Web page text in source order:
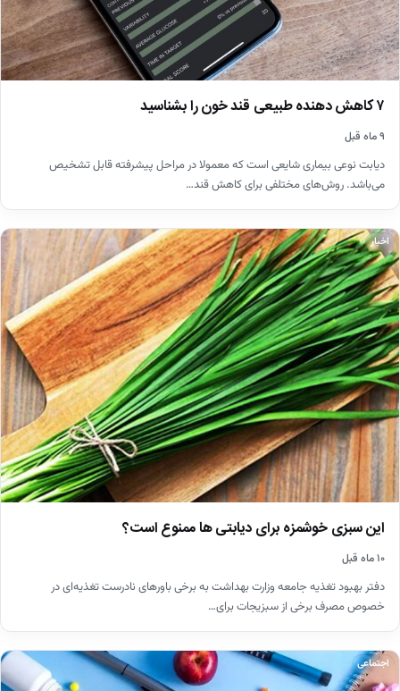
۷ کاهش دهنده طبیعی قند خون را بشناسید
۹ ماه قبل
دیابت نوعی بیماری شایعی است که معمولا در مراحل پیشرفته قابل تشخیص
می‌باشد. روش‌های مختلفی برای کاهش قند…
اخبار
این سبزی خوشمزه برای دیابتی ها ممنوع است؟
۱۰ ماه قبل
دفتر بهبود تغذیه جامعه وزارت بهداشت به برخی باورهای نادرست تغذیه‌ای در
خصوص مصرف برخی از سبزیجات برای…
اجتماعی